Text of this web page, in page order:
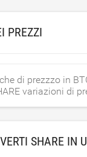
PREZZI
prezzzo in BTC,
variazioni di
SHARE IN